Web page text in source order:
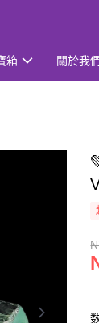
箱 關於我們